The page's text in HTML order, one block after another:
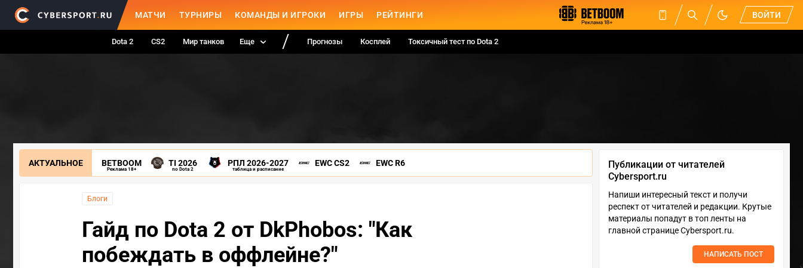
МАТЧИ ТУРНИРЫ КОМАНДЫ И ИГРОКИ ИГРЫ РЕЙТИНГИ ВОЙТИ
Dota 2 CS2 Мир танков Еще Прогнозы Косплей Токсичный тест по Dota 2
АКТУАЛЬНОЕ BETBOOM
Реклама 18+
TI 2026
по Dota 2
РПЛ 2026-2027
таблица и расписание
EWC CS2 EWC R6
Блоги
Гайд по Dota 2 от DkPhobos: "Как
побеждать в оффлейне?"
Публикации от читателей
Cybersport.ru
Напиши интересный текст и получи
респект от читателей и редакции. Крутые
материалы попадут в топ ленты на
главной странице Cybersport.ru.
НАПИСАТЬ ПОСТ